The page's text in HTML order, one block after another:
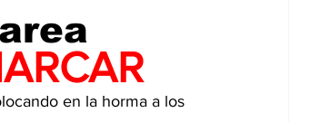
en la horma a los